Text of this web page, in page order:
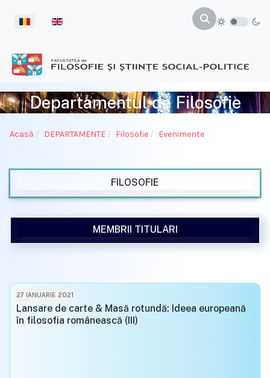
Selectați limba dvs
Departamentul de Filosofie
Acasă DEPARTAMENTE Filosofie Evenimente
27 IANUARIE 2021
Lansare de carte & Masă rotundă: Ideea europeană
în filosofia românească (III)
FILOSOFIE
MEMBRII TITULARI